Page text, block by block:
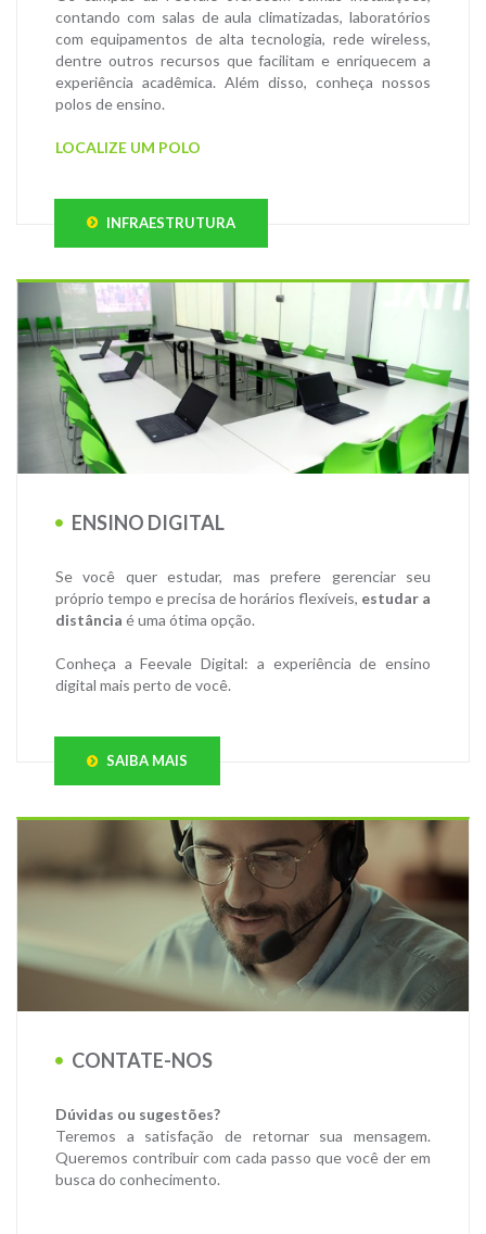
contando com salas de aula climatizadas, laboratórios
com equipamentos de alta tecnologia, rede wireless,
dentre outros recursos que facilitam e enriquecem a
experiência acadêmica. Além disso, conheça nossos
polos de ensino.
LOCALIZE UM POLO
INFRAESTRUTURA
ENSINO DIGITAL
Se você quer estudar, mas prefere gerenciar seu
próprio tempo e precisa de horários flexíveis, estudar a
distância é uma ótima opção.
Conheça a Feevale Digital: a experiência de ensino
digital mais perto de você.
SAIBA MAIS
CONTATE-NOS
Dúvidas ou sugestões?
Teremos a satisfação de retornar sua mensagem.
Queremos contribuir com cada passo que você der em
busca do conhecimento.